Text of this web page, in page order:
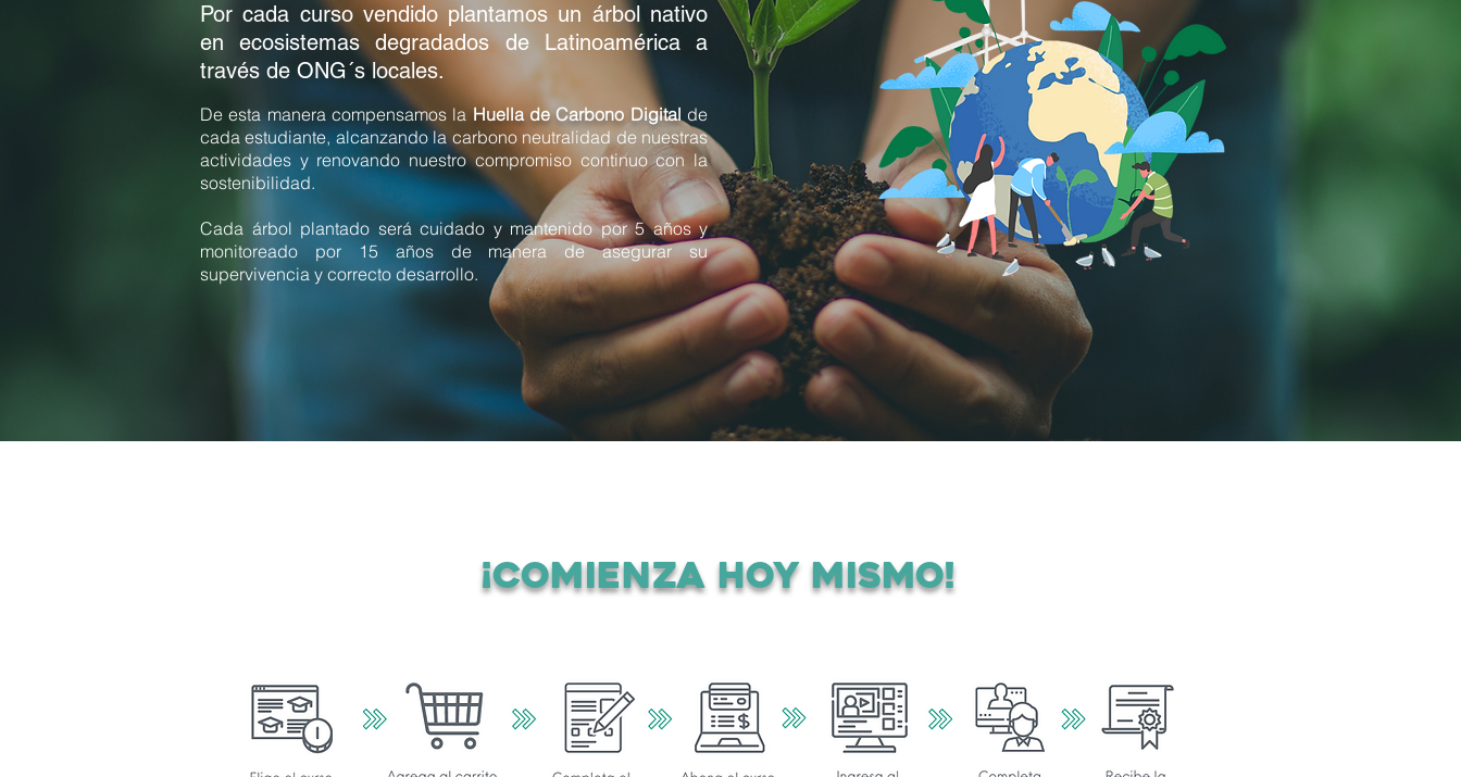
Por cada curso vendido plantamos un árbol nativo
en ecosistemas degradados de Latinoamérica a
través de ONG´s locales.
De esta manera compensamos la Huella de Carbono Digital de
cada estudiante, alcanzando la carbono neutralidad de nuestras
actividades y renovando nuestro compromiso continuo con la
sostenibilidad.
Cada árbol plantado será cuidado y mantenido por 5 años y
monitoreado por 15 años de manera de asegurar su
supervivencia y correcto desarrollo.
¡comienza hoy mismo!